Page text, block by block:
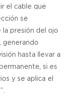
el cable que
se
la presión del ojo
generando
hasta llevar a
si es
y se aplica el